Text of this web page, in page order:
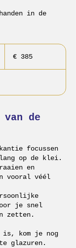
in de
€ 385
de
focussen
op de klei.
en
vooral véél
je snel
zetten.
is, kom je nog
glazuren.